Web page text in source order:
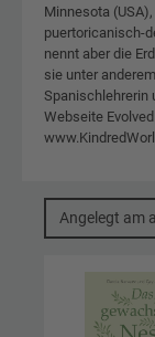
Minnesota
puertoricanisch-
nennt aber die
sie unter
Spanischlehrerin
Webseite